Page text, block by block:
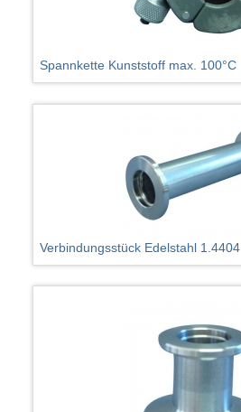
Spannkette Kunststoff max. 100°C
Verbindungsstück Edelstahl 1.4404